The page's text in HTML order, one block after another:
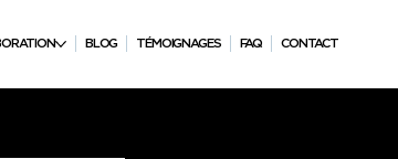
BLOG TÉMOIGNAGES FAQ CONTACT